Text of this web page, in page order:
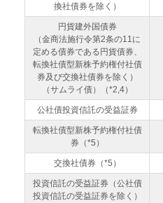
換社債券を除く）
円貨建外国債券
（金商法施行令第2条の11に
定める債券である円貨債券、
転換社債型新株予約権付社債
券及び交換社債券を除く）
（サムライ債）（*2,4）
公社債投資信託の受益証券
転換社債型新株予約権付社債
券（*5）
交換社債券（*5）
投資信託の受益証券（公社債
投資信託の受益証券を除く）